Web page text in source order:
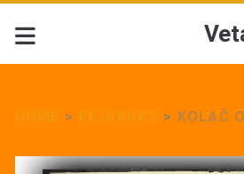
> > KOLAČ